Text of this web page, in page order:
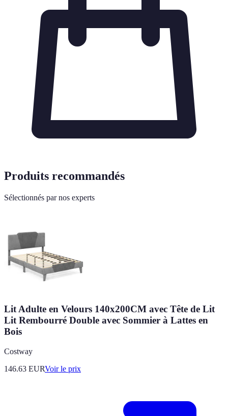
Produits recommandés
Sélectionnés par nos experts
Lit Adulte en Velours 140x200CM avec Tête de Lit
Lit Rembourré Double avec Sommier à Lattes en
Bois
Costway
146.63 EURVoir le prix